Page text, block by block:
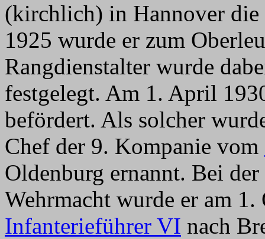
(kirchlich) in Hannover die
1925 wurde er zum
Rangdienstalter wurde
festgelegt. Am 1. April
befördert. Als solcher
Chef der 9. Kompanie vom
Oldenburg ernannt. Bei
Wehrmacht wurde er am
Infanterieführer VI nach